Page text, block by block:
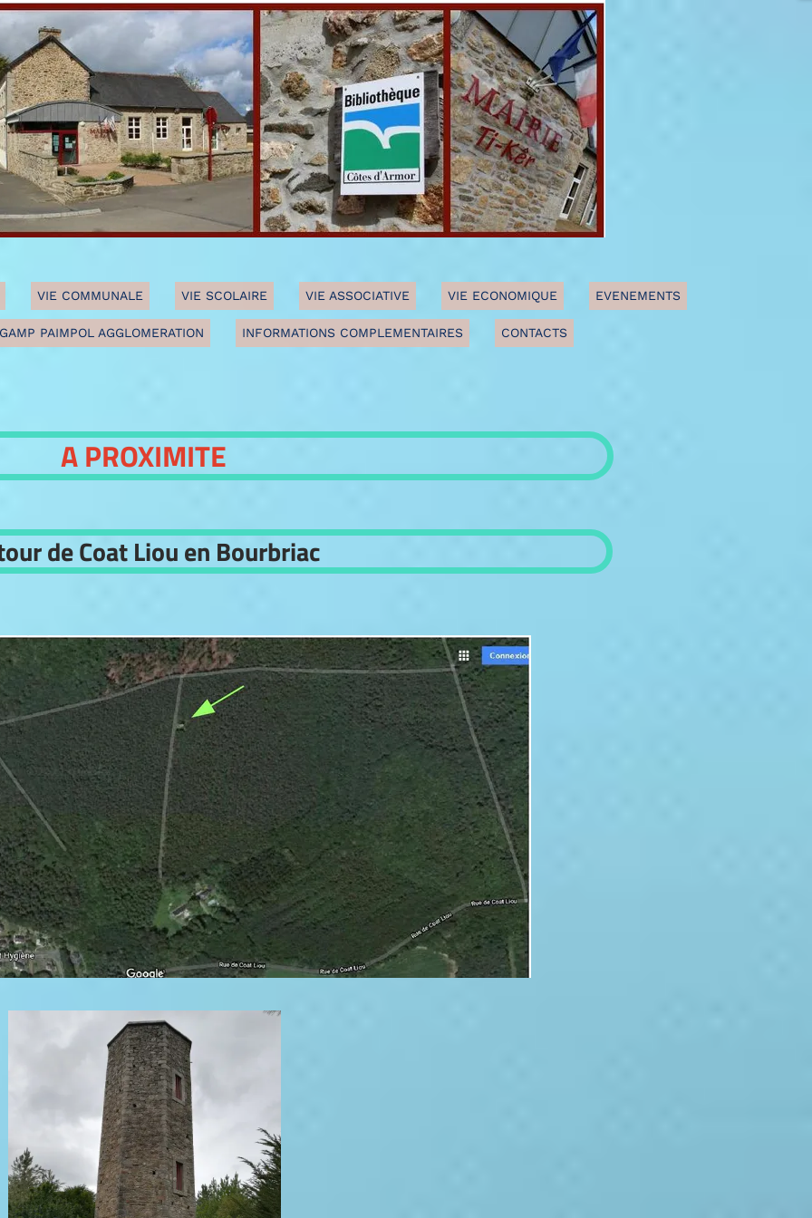
VIE COMMUNALE VIE SCOLAIRE VIE ASSOCIATIVE VIE ECONOMIQUE EVENEMENTS
PAIMPOL AGGLOMERATION INFORMATIONS COMPLEMENTAIRES CONTACTS
A PROXIMITE
de Coat Liou en Bourbriac